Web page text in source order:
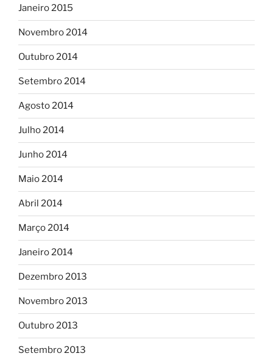
Janeiro 2015
Novembro 2014
Outubro 2014
Setembro 2014
Agosto 2014
Julho 2014
Junho 2014
Maio 2014
Abril 2014
Março 2014
Janeiro 2014
Dezembro 2013
Novembro 2013
Outubro 2013
Setembro 2013